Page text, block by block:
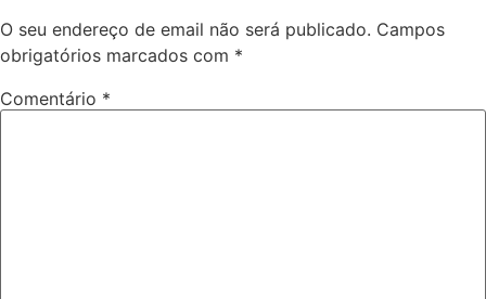
O seu endereço de email não será publicado. Campos
obrigatórios marcados com *
Comentário *